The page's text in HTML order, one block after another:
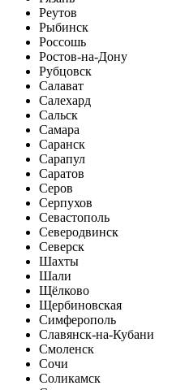
Реутов
Рыбинск
Россошь
Ростов-на-Дону
Рубцовск
Салават
Салехард
Сальск
Самара
Саранск
Сарапул
Саратов
Серов
Серпухов
Севастополь
Северодвинск
Северск
Шахты
Шали
Щёлково
Щербиновская
Симферополь
Славянск-на-Кубани
Смоленск
Сочи
Соликамск